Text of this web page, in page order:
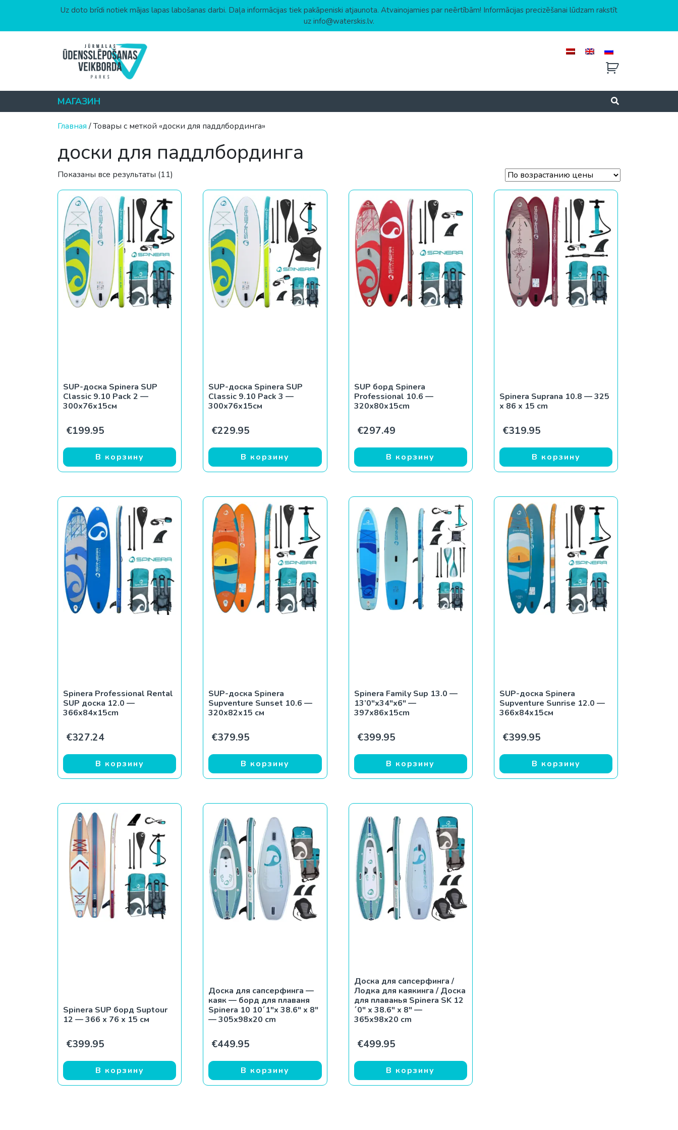
Uz doto brīdi notiek mājas lapas labošanas darbi. Daļa informācijas tiek pakāpeniski atjaunota. Atvainojamies par neērtībām! Informācijas precizēšanai lūdzam rakstīt
uz info@waterskis.lv.
МАГАЗИН
Главная/ Товары с меткой «доски для паддлбординга»
доски для паддлбординга
Показаны все результаты (11)
SUP-доска Spinera SUP
Classic 9.10 Pack 2 —
300x76x15см
€199.95
В корзину
SUP-доска Spinera SUP
Classic 9.10 Pack 3 —
300x76x15см
€229.95
В корзину
SUP борд Spinera
Professional 10.6 —
320x80x15cm
€297.49
В корзину
Spinera Suprana 10.8 — 325
x 86 x 15 cm
€319.95
В корзину
Spinera Professional Rental
SUP доска 12.0 —
366x84x15cm
€327.24
В корзину
SUP-доска Spinera
Supventure Sunset 10.6 —
320x82x15 см
€379.95
В корзину
Spinera Family Sup 13.0 —
13’0″x34″x6″ —
397x86x15cm
€399.95
В корзину
SUP-доска Spinera
Supventure Sunrise 12.0 —
366x84x15см
€399.95
В корзину
Spinera SUP борд Suptour
12 — 366 x 76 x 15 см
€399.95
В корзину
Доска для сапсерфинга —
каяк — борд для плаваня
Spinera 10 10´1″x 38.6″ x 8″
— 305x98x20 cm
€449.95
В корзину
Доска для сапсерфинга /
Лодка для каякинга / Доска
для плаванья Spinera SK 12
´0″ x 38.6″ x 8″ —
365x98x20 cm
€499.95
В корзину